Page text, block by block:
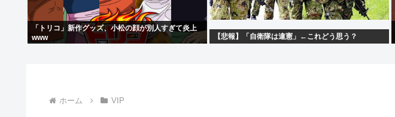
「トリコ」新作グッズ、小松の顔が別人すぎて炎上
www
【悲報】「自衛隊は違憲」←これどう思う？
ホーム VIP